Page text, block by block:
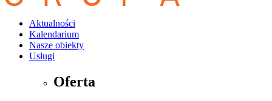
Aktualności
Kalendarium
Nasze obiekty
Usługi
Oferta